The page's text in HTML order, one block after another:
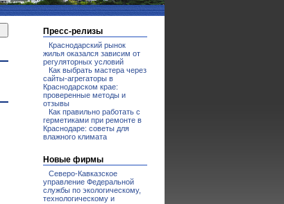
Пресс-релизы
Краснодарский рынок
жилья оказался зависим от
регуляторных условий
Как выбрать мастера через
сайты-агрегаторы в
Краснодарском крае:
проверенные методы и
отзывы
Как правильно работать с
герметиками при ремонте в
Краснодаре: советы для
влажного климата
Новые фирмы
Северо-Кавказское
управление Федеральной
службы по экологическому,
технологическому и